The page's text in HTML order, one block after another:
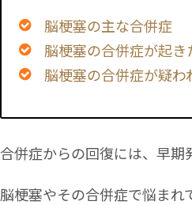
脳梗塞の主な合併症
脳梗塞の合併症が起
脳梗塞の合併症が疑
合併症からの回復には、早期
脳梗塞やその合併症で悩まれ